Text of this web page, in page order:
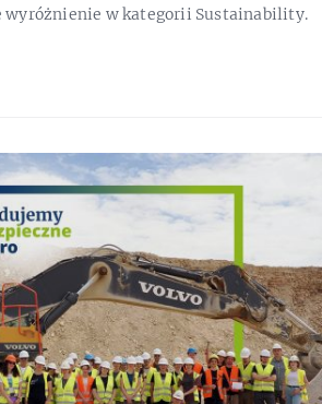
wyróżnienie w kategorii Sustainability.